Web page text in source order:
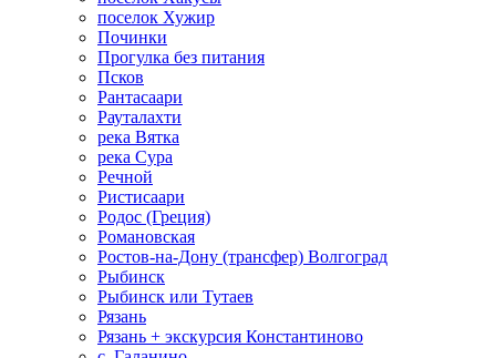
поселок Хужир
Починки
Прогулка без питания
Псков
Рантасаари
Рауталахти
река Вятка
река Сура
Речной
Ристисаари
Родос (Греция)
Романовская
Ростов-на-Дону (трансфер) Волгоград
Рыбинск
Рыбинск или Тутаев
Рязань
Рязань + экскурсия Константиново